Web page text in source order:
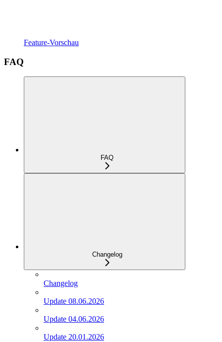
Feature-Vorschau
FAQ
FAQ
Changelog
Changelog
Update 08.06.2026
Update 04.06.2026
Update 20.01.2026